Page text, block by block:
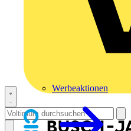
Werbeaktionen